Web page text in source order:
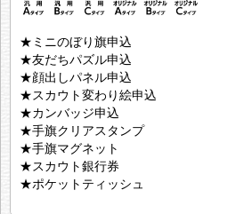
★ミニのぼり旗申込
★友だちパズル申込
★顔出しパネル申込
★スカウト変わり絵申込
★カンバッジ申込
★手旗クリアスタンプ
★手旗マグネット
★スカウト銀行券
★ポケットティッシュ